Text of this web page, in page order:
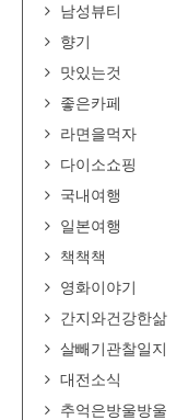
남성뷰티
향기
맛있는것
좋은카페
라면을먹자
다이소쇼핑
국내여행
일본여행
책책책
영화이야기
간지와건강한삶
살빼기관찰일지
대전소식
추억은방울방울